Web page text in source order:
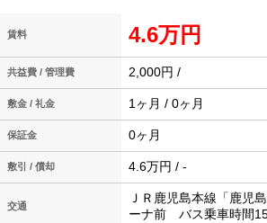
賃料 4.6万円
共益費 / 管理費 2,000円 /
敷金 / 礼金 1ヶ月 / 0ヶ月
保証金 0ヶ月
敷引 / 償却 4.6万円 / -
交通
ＪＲ鹿児島本線「鹿児
ーナ前 バス乗車時間